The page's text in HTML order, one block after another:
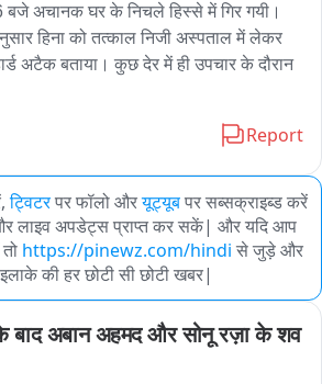
बजे अचानक घर के निचले हिस्से में गिर गयी।
हिना को तत्काल निजी अस्पताल में लेकर
अटैक बताया। कुछ देर में ही उपचार के दौरान
Report
ट्विटरपर फॉलो औरयूट्यूबपर सब्सक्राइब्ड करें
लाइव अपडेट्स प्राप्त कर सकें| और यदि आप
https://pinewz.com/hindi से जुड़े और
की हर छोटी सी छोटी खबर|
के बाद अबान अहमद और सोनू रज़ा के शव